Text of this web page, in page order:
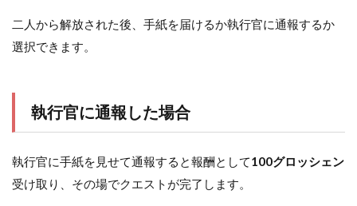
二人から解放された後、手紙を届けるか執行官に通報するか
選択できます。
執行官に通報した場合
執行官に手紙を見せて通報すると報酬として100グロッシェン
受け取り、その場でクエストが完了します。